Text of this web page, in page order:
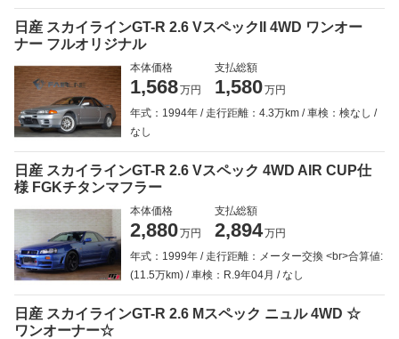
日産 スカイラインGT-R 2.6 VスペックII 4WD ワンオー
ナー フルオリジナル
本体価格
1,568万円
支払総額
1,580万円
年式：1994年
走行距離：4.3万km
車検：検なし
なし
日産 スカイラインGT-R 2.6 Vスペック 4WD AIR CUP仕
様 FGKチタンマフラー
本体価格
2,880万円
支払総額
2,894万円
年式：1999年
走行距離：メーター交換 <br>合算値:
(11.5万km)
車検：R.9年04月 なし
日産 スカイラインGT-R 2.6 Mスペック ニュル 4WD ☆
ワンオーナー☆